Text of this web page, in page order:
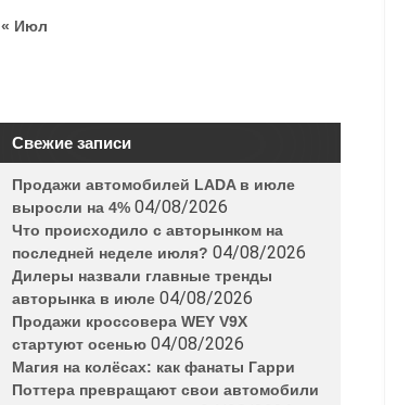
« Июл
Свежие записи
Продажи автомобилей LADA в июле
выросли на 4% 04/08/2026
Что происходило с авторынком на
последней неделе июля? 04/08/2026
Дилеры назвали главные тренды
авторынка в июле 04/08/2026
Продажи кроссовера WEY V9X
стартуют осенью 04/08/2026
Магия на колёсах: как фанаты Гарри
Поттера превращают свои автомобили